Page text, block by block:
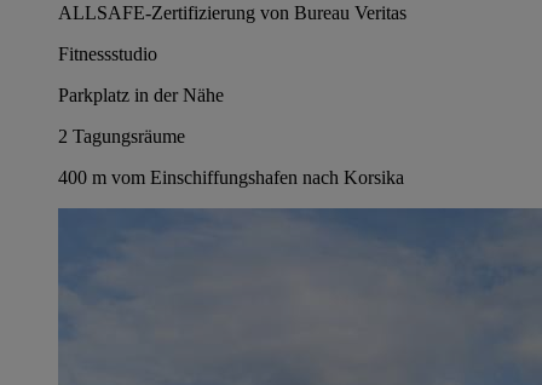
ALLSAFE-Zertifizierung von Bureau Veritas
Fitnessstudio
Parkplatz in der Nähe
2 Tagungsräume
400 m vom Einschiffungshafen nach Korsika